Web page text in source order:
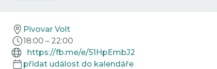
Pivovar Volt
18:00 – 22:00
https://fb.me/e/51HpEmbJ2
přidat událost do kalendáře